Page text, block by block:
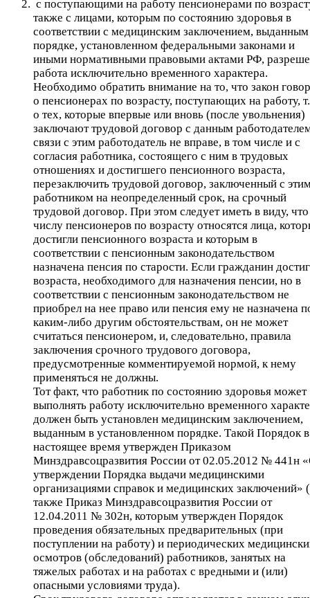
с поступающими на работу пенсионерами по
также с лицами, которым по состоянию здоровья в
соответствии с медицинским заключением,
порядке, установленном федеральными законами и
иными нормативными правовыми актами РФ,
работа исключительно временного характера.
Необходимо обратить внимание на то, что закон
о пенсионерах по возрасту, поступающих на работу,
о тех, которые впервые или вновь (после увольнения)
заключают трудовой договор с данным
связи с этим работодатель не вправе, в том числе и с
согласия работника, состоящего с ним в трудовых
отношениях и достигшего пенсионного возраста,
перезаключить трудовой договор, заключенный с
работником на неопределенный срок, на срочный
трудовой договор. При этом следует иметь в виду,
числу пенсионеров по возрасту относятся лица,
достигли пенсионного возраста и которым в
соответствии с пенсионным законодательством
назначена пенсия по старости. Если гражданин достиг
возраста, необходимого для назначения пенсии, но в
соответствии с пенсионным законодательством не
приобрел на нее право или пенсия ему не назначена
каким-либо другим обстоятельствам, он не может
считаться пенсионером, и, следовательно, правила
заключения срочного трудового договора,
предусмотренные комментируемой нормой, к нему
применяться не должны.
Тот факт, что работник по состоянию здоровья может
выполнять работу исключительно временного
должен быть установлен медицинским заключением,
выданным в установленном порядке. Такой Порядок в
настоящее время утвержден Приказом
Минздравсоцразвития России от 02.05.2012 № 441н
утверждении Порядка выдачи медицинскими
организациями справок и медицинских заключений»
также Приказ Минздравсоцразвития России от
12.04.2011 № 302н, которым утвержден Порядок
проведения обязательных предварительных (при
поступлении на работу) и периодических
осмотров (обследований) работников, занятых на
тяжелых работах и на работах с вредными и (или)
опасными условиями труда).